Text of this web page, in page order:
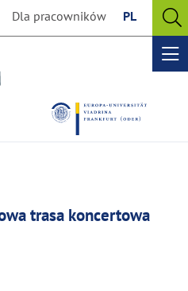
Dla pracowników PL
trasa koncertowa